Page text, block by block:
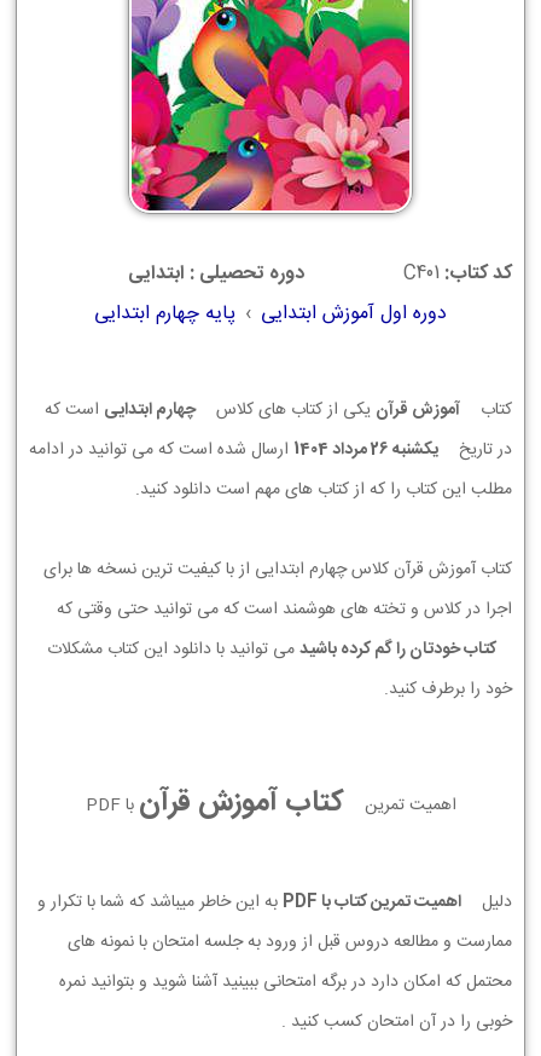
کد کتاب: C401
دوره تحصیلی : ابتدایی
دوره اول آموزش ابتدایی › پایه چهارم ابتدایی
کتاب آموزش قرآن یکی از کتاب های کلاس چهارم ابتدایی است که
در تاریخ
يكشنبه 26 مرداد 1404
ارسال شده است که می توانید در ادامه
مطلب این کتاب را که از کتاب های مهم است دانلود کنید.
کتاب آموزش قرآن کلاس چهارم ابتدایی از با کیفیت ترین نسخه ها برای
اجرا در کلاس و تخته های هوشمند است که می توانید حتی وقتی که
کتاب خودتان را گم کرده باشیدمی توانید با دانلود این کتاب مشکلات
خود را برطرف کنید.
اهمیت تمرین کتاب آموزش قرآن با PDF
دلیل اهمیت تمرین کتاب با PDF
به این خاطر میباشد که شما با تکرار و
ممارست و مطالعه دروس قبل از ورود به جلسه امتحان با نمونه های
محتمل که امکان دارد در برگه امتحانی ببینید آشنا شوید و بتوانید نمره
خوبی را در آن امتحان کسب کنید .